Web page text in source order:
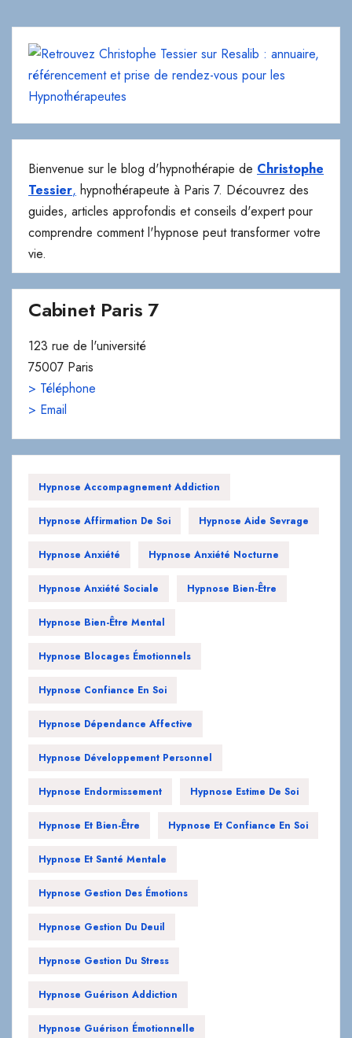
Bienvenue sur le blog d'hypnothérapie de Christophe
Tessier, hypnothérapeute à Paris 7. Découvrez des
guides, articles approfondis et conseils d'expert pour
comprendre comment l'hypnose peut transformer votre
vie.
Cabinet Paris 7
123 rue de l'université
75007 Paris
> Téléphone
> Email
Hypnose Accompagnement Addiction
Hypnose Affirmation De Soi Hypnose Aide Sevrage
Hypnose Anxiété Hypnose Anxiété Nocturne
Hypnose Anxiété Sociale Hypnose Bien-Être
Hypnose Bien-Être Mental
Hypnose Blocages Émotionnels
Hypnose Confiance En Soi
Hypnose Dépendance Affective
Hypnose Développement Personnel
Hypnose Endormissement Hypnose Estime De Soi
Hypnose Et Bien-Être Hypnose Et Confiance En Soi
Hypnose Et Santé Mentale
Hypnose Gestion Des Émotions
Hypnose Gestion Du Deuil
Hypnose Gestion Du Stress
Hypnose Guérison Addiction
Hypnose Guérison Émotionnelle